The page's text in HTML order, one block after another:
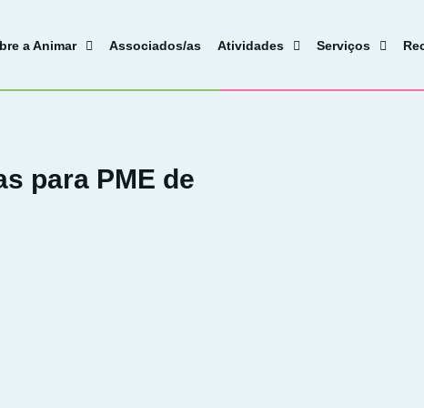
a Animar Associados/as Atividades Serviços
para PME de